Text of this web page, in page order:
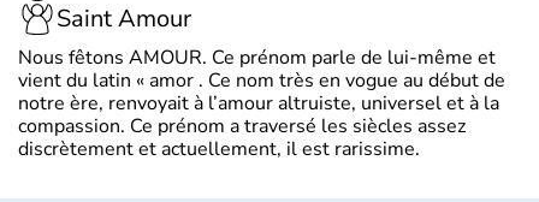
Saint Amour
Nous fêtons AMOUR. Ce prénom parle de lui-même et
vient du latin « amor . Ce nom très en vogue au début de
notre ère, renvoyait à l’amour altruiste, universel et à la
compassion. Ce prénom a traversé les siècles assez
discrètement et actuellement, il est rarissime.